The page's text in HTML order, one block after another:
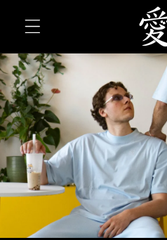
zum
Inhalt